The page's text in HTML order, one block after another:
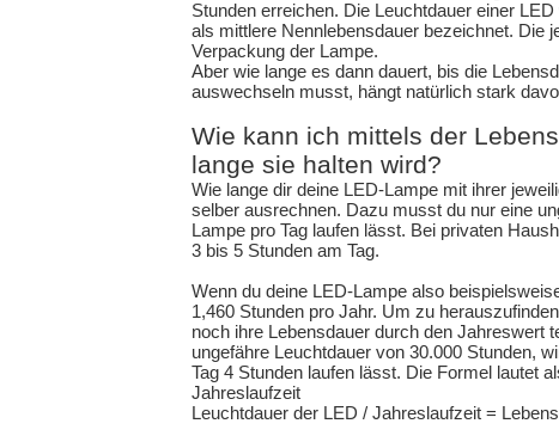
Stunden erreichen. Die Leuchtdauer einer
als mittlere Nennlebensdauer bezeichnet. Die
Verpackung der Lampe.
Aber wie lange es dann dauert, bis die
auswechseln musst, hängt natürlich stark
Wie kann ich mittels der
lange sie halten wird?
Wie lange dir deine LED-Lampe mit ihrer
selber ausrechnen. Dazu musst du nur eine
Lampe pro Tag laufen lässt. Bei privaten
3 bis 5 Stunden am Tag.
Wenn du deine LED-Lampe also
1,460 Stunden pro Jahr. Um zu
noch ihre Lebensdauer durch den Jahreswert
ungefähre Leuchtdauer von 30.000 Stunden,
Tag 4 Stunden laufen lässt. Die Formel lautet
Jahreslaufzeit
Leuchtdauer der LED / Jahreslaufzeit =